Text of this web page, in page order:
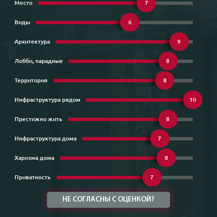
Место 7
Виды 6
Архитектура 9
Лобби, парадные 8
Территория 8
Инфраструктура рядом 10
Престижно жить 8
Инфраструктура дома 7
Харизма дома 8
Приватность 7
НЕ СОГЛАСНЫ С ОЦЕНКОЙ?